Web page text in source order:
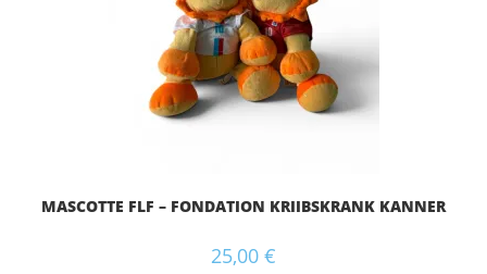
MASCOTTE FLF – FONDATION KRIIBSKRANK KANNER
25,00 €